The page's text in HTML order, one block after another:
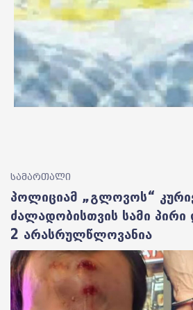
სამართალი
პოლიციამ „გლოვოს“
ძალადობისთვის სამი პირი
2 არასრულწლოვანია